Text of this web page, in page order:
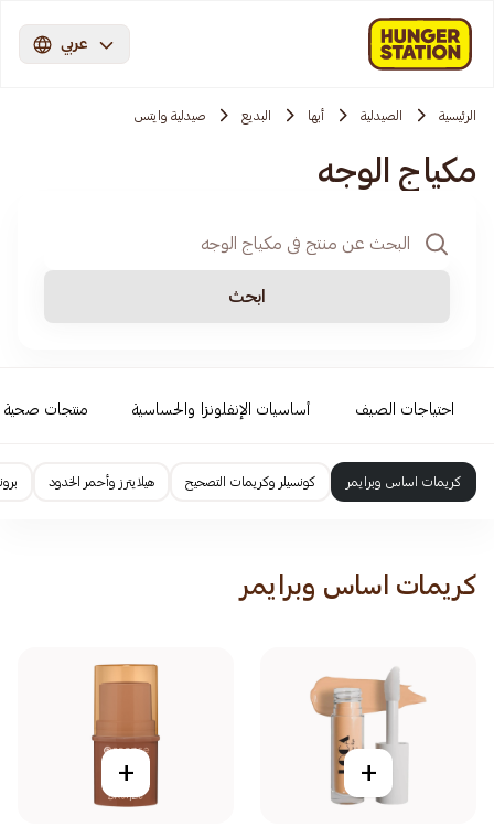
عربي
الرئيسية الصيدلية أبها البديع صيدلية وايتس
مكياج الوجه
ابحث
احتياجات الصيف أساسيات الإنفلونزا والحساسية منتجات صحية
كريمات اساس وبرايمر كونسيلر وكريمات التصحيح هيلايترز وأحمر الخدود
كريمات اساس وبرايمر
+
+